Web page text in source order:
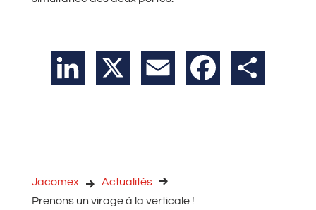
LinkedIn Email Facebook
Jacomex
Actualités
Prenons un virage à la verticale !